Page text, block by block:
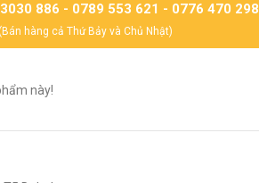
886 - 0789 553 621 - 0776 470 298
(Bán hàng cả Thứ Bảy và Chủ Nhật)
này!